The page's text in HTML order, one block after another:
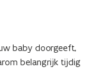
baby doorgeeft,
belangrijk tijdig